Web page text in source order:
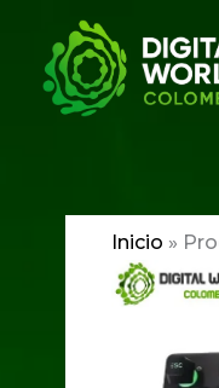
contenido
Inicio »